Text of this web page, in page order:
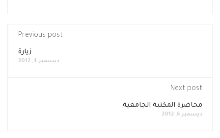
Previous post
زيارة
ديسمبر 4, 2012
Next post
محاضرة المكتبة الجامعية
ديسمبر 6, 2012